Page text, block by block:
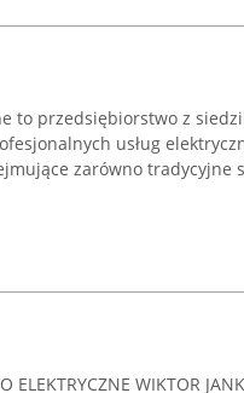
to przedsiębiorstwo z
usług
zarówno tradycyjne
ELEKTRYCZNE WIKTOR